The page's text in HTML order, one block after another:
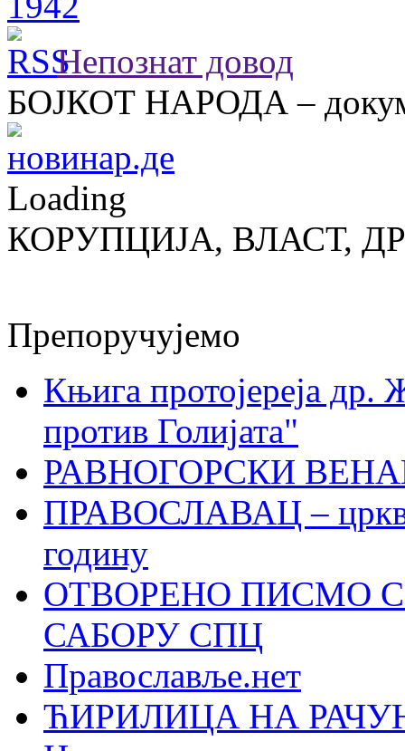
Непознат довод
БОЈКОТ НАРОДА –
Loading
КОРУПЦИЈА, ВЛАСТ,
Препоручујемо
Књига протојереја др.
против Голијата"
РАВНОГОРСКИ
ПРАВОСЛАВАЦ –
годину
ОТВОРЕНО ПИСМО
САБОРУ СПЦ
Православље.нет
ЋИРИЛИЦА НА